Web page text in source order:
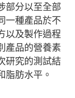
部分以至全部
一種產品於不
以及製作過程
產品的營養素
研究的測試結
脂肪水平。